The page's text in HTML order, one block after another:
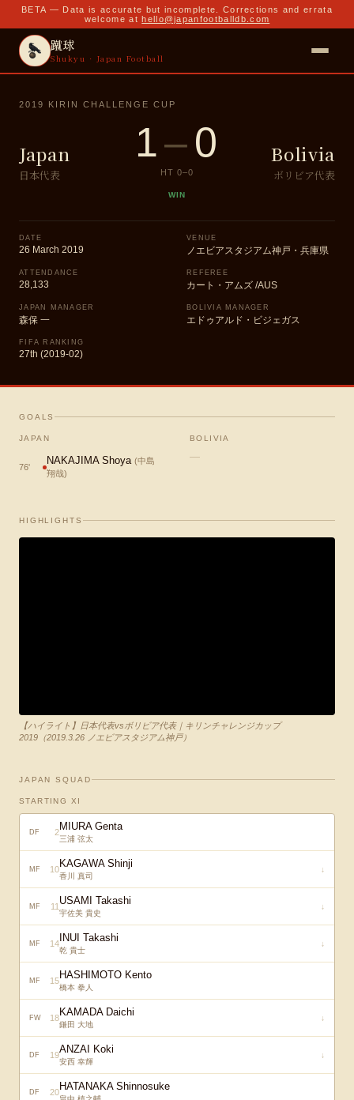
BETA — Data is accurate but incomplete. Corrections and errata
welcome at hello@japanfootballdb.com
蹴球
Shukyu · Japan Football
2019 KIRIN CHALLENGE CUP
Japan
日本代表
1–0
HT 0–0
WIN
Bolivia
ボリビア代表
DATE
26 March 2019
VENUE
ノエビアスタジアム神戸・兵庫県
ATTENDANCE
28,133
REFEREE
カート・アムズ /AUS
JAPAN MANAGER
森保 一
BOLIVIA MANAGER
エドゥアルド・ビジェガス
FIFA RANKING
27th (2019-02)
GOALS
JAPAN
76'
NAKAJIMA Shoya (中島
翔哉)
BOLIVIA
—
HIGHLIGHTS
【ハイライト】日本代表vsボリビア代表｜キリンチャレンジカップ
2019（2019.3.26 ノエビアスタジアム神戸）
JAPAN SQUAD
STARTING XI
DF 2MIURA Genta
三浦 弦太
MF 10KAGAWA Shinji
香川 真司
↓
MF 11 USAMI Takashi
宇佐美 貴史
↓
MF 14 INUI Takashi
乾 貴士
↓
MF 15HASHIMOTO Kento
橋本 拳人
FW 18KAMADA Daichi
鎌田 大地
↓
DF 19ANZAI Koki
安西 幸輝
↓
DF 20HATANAKA Shinnosuke